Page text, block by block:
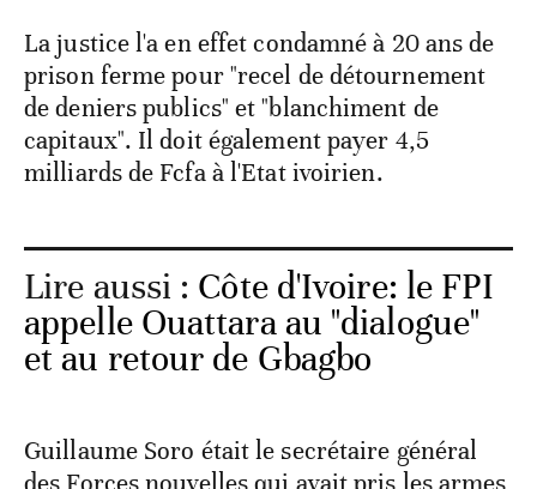
La justice l'a en effet condamné à 20 ans de
prison ferme pour "recel de détournement
de deniers publics" et "blanchiment de
capitaux". Il doit également payer 4,5
milliards de Fcfa à l'Etat ivoirien.
Lire aussi : Côte d'Ivoire: le FPI
appelle Ouattara au "dialogue"
et au retour de Gbagbo
Guillaume Soro était le secrétaire général